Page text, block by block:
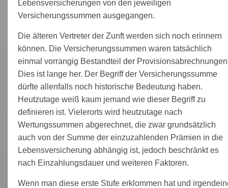
Lebensversicherungen von den jeweiligen
Versicherungssummen ausgegangen.
Die älteren Vertreter der Zunft werden sich noch erinnern
können. Die Versicherungssummen waren tatsächlich
einmal vorrangig Bestandteil der
Dies ist lange her. Der Begriff der Versicherungssumme
dürfte allenfalls noch historische Bedeutung haben.
Heutzutage weiß kaum jemand wie dieser Begriff zu
definieren ist. Vielerorts wird heutzutage nach
Wertungssummen abgerechnet, die zwar grundsätzlich
auch von der Summe der einzuzahlenden Prämien in die
Lebensversicherung abhängig ist, jedoch beschränkt es
nach Einzahlungsdauer und weiteren Faktoren.
Wenn man diese erste Stufe erklommen hat und